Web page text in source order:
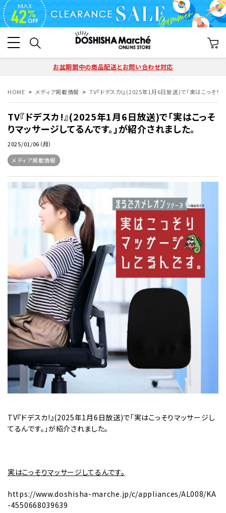
お盆期間中の商品配送とお問い合わせ対応
HOME メディア掲載情報 TV『ドデスカ!』(2025年1月6日放送)で「実はこっそり
TV『ドデスカ!』(2025年1月6日放送)で「実はこっそ
りマッサージしてるんです。」が紹介されました。
2025/01/06（月）
メディア掲載情報
TV『ドデスカ!』(2025年1月6日放送)で「実はこっそりマッサージし
てるんです。」が紹介されました。
実はこっそりマッサージしてるんです。
https://www.doshisha-marche.jp/c/appliances/AL008/KA
-4550668039639